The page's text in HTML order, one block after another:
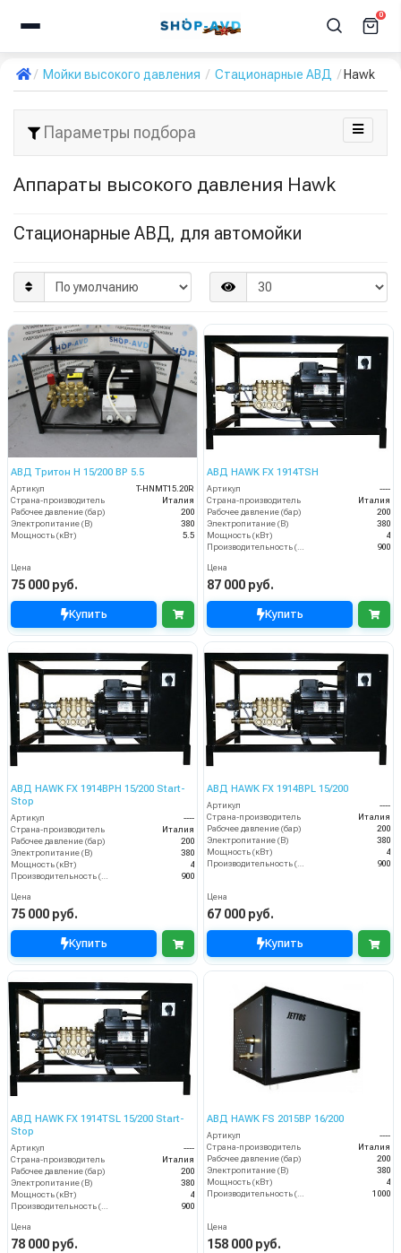
0
Мойки высокого давления Стационарные АВД Hawk
Параметры подбора
Аппараты высокого давления Hawk
Стационарные АВД, для автомойки
АВД Тритон H 15/200 BP 5.5
Артикул
T-HNMT15.20R
Страна-производитель
Италия
Рабочее давление (бар)
200
Электропитание (В)
380
Мощность (кВт)
5.5
Цена
75 000 руб.
Купить
АВД HAWK FX 1914TSH
Артикул
----
Страна-производитель
Италия
Рабочее давление (бар)
200
Электропитание (В)
380
Мощность (кВт)
4
900
Цена
87 000 руб.
Купить
АВД HAWK FX 1914BPH 15/200 Start-
Stop
Артикул
----
Страна-производитель
Италия
Рабочее давление (бар)
200
Электропитание (В)
380
Мощность (кВт)
4
Производительность (л/ч)
900
Цена
75 000 руб.
Купить
АВД HAWK FX 1914BPL 15/200
Артикул
----
Страна-производитель
Италия
Рабочее давление (бар)
200
Электропитание (В)
380
Мощность (кВт)
4
Производительность (л/ч)
900
Цена
67 000 руб.
Купить
АВД HAWK FX 1914TSL 15/200 Start-
Stop
Артикул
----
Страна-производитель
Италия
Рабочее давление (бар)
200
Электропитание (В)
380
Мощность (кВт)
4
Производительность (л/ч)
900
Цена
78 000 руб.
АВД HAWK FS 2015BP 16/200
Артикул
----
Страна-производитель
Италия
Рабочее давление (бар)
200
Электропитание (В)
380
Мощность (кВт)
4
Производительность (л/ч)
1000
Цена
158 000 руб.